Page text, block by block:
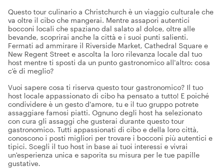
Questo tour culinario a Christchurch è un viaggio culturale che
va oltre il cibo che mangerai. Mentre assapori autentici
bocconi locali che spaziano dal salato al dolce, oltre alle
bevande, scoprirai anche la città e i suoi punti salienti.
Fermati ad ammirare il Riverside Market, Cathedral Square e
New Regent Street e ascolta la loro rilevanza locale dal tuo
host mentre ti sposti da un punto gastronomico all'altro: cosa
c'è di meglio?
Vuoi sapere cosa ti riserva questo tour gastronomico? Il tuo
host locale appassionato di cibo ha pensato a tutto! E poiché
condividere è un gesto d'amore, tu e il tuo gruppo potrete
assaggiare famosi piatti. Ognuno degli host ha selezionato
con cura gli assaggi che gusterai durante questo tour
gastronomico. Tutti appassionati di cibo e della loro città,
conoscono i posti migliori per trovare i bocconi più autentici e
tipici. Scegli il tuo host in base ai tuoi interessi e vivrai
un'esperienza unica e saporita su misura per le tue papille
gustative.